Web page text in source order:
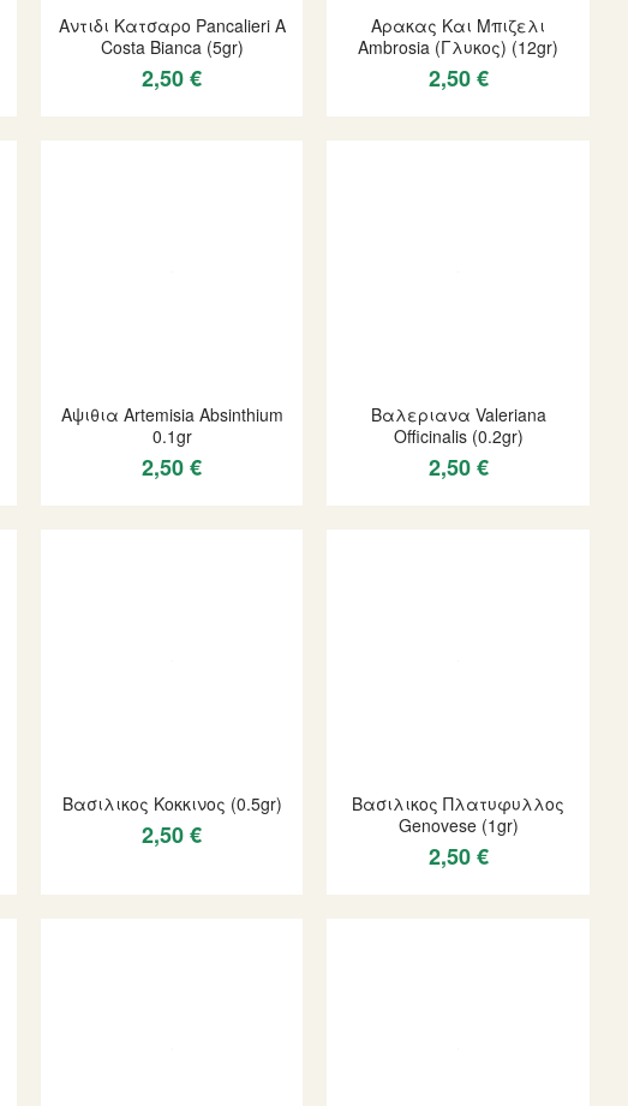
Αντιδι Κατσαρο Pancalieri A
Costa Bianca (5gr)
2,50 €
Αρακας Και Μπιζελι
Ambrosia (Γλυκος) (12gr)
2,50 €
Αψιθια Artemisia Absinthium
0.1gr
2,50 €
Βαλεριανα Valeriana
Officinalis (0.2gr)
2,50 €
Βασιλικος Κοκκινος (0.5gr)
2,50 €
Βασιλικος Πλατυφυλλος
Genovese (1gr)
2,50 €